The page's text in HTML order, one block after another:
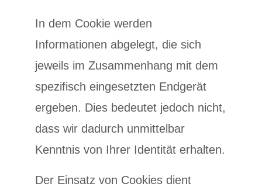
In dem Cookie werden
Informationen abgelegt, die sich
jeweils im Zusammenhang mit dem
spezifisch eingesetzten Endgerät
ergeben. Dies bedeutet jedoch nicht,
dass wir dadurch unmittelbar
Kenntnis von Ihrer Identität erhalten.
Der Einsatz von Cookies dient